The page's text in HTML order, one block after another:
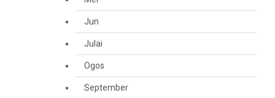
Jun
Julai
Ogos
September